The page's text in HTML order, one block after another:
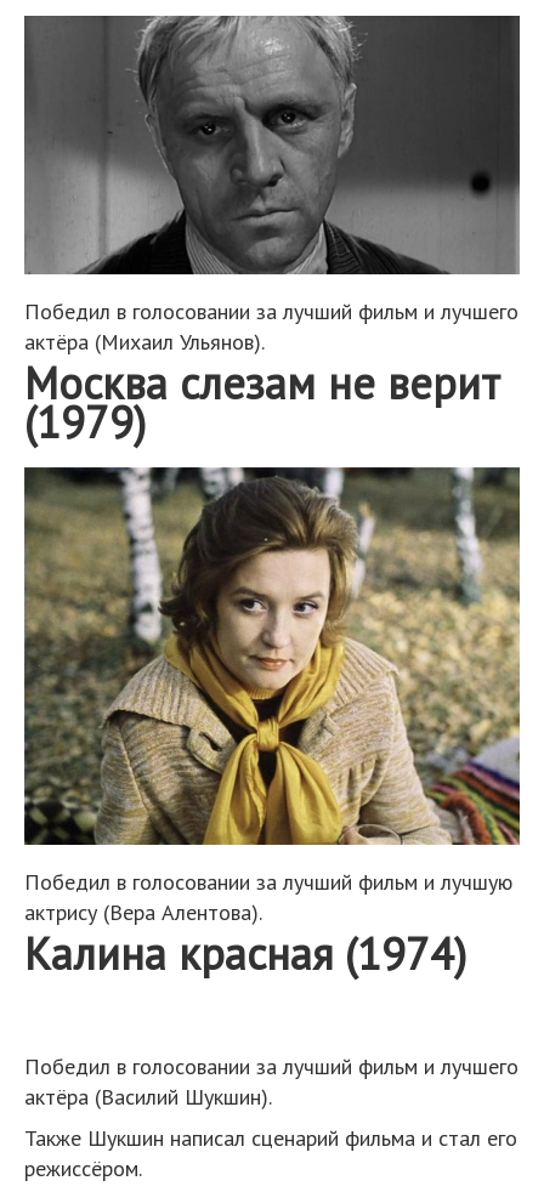
Победил в голосовании за лучший фильм и лучшего
актёра (Михаил Ульянов).
Москва слезам не верит
(1979)
Победил в голосовании за лучший фильм и лучшую
актрису (Вера Алентова).
Калина красная (1974)
Победил в голосовании за лучший фильм и лучшего
актёра (Василий Шукшин).
Также Шукшин написал сценарий фильма и стал его
режиссёром.